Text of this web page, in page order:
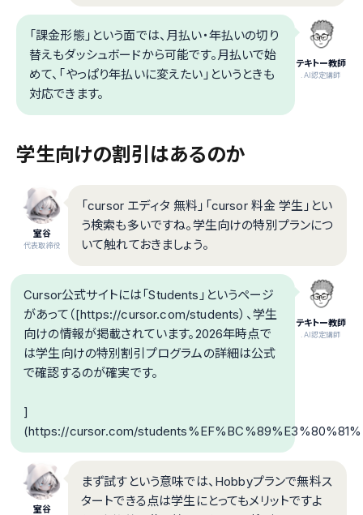
テキトー教師
.AI認定講師
「課金形態」という面では、月払い・年払いの切り
替えもダッシュボードから可能です。月払いで始
めて、「やっぱり年払いに変えたい」というときも
対応できます。
学生向けの割引はあるのか
室谷
代表取締役
「cursor エディタ 無料」「cursor 料金 学生」とい
う検索も多いですね。学生向けの特別プランにつ
いて触れておきましょう。
テキトー教師
.AI認定講師
Cursor公式サイトには「Students」というページ
があって（[https://cursor.com/students）、学生
向けの情報が掲載されています。2026年時点で
は学生向けの特別割引プログラムの詳細は公式
で確認するのが確実です。
]
(https://cursor.com/
室谷
まず試すという意味では、Hobbyプランで無料ス
タートできる点は学生にとってもメリットですよ